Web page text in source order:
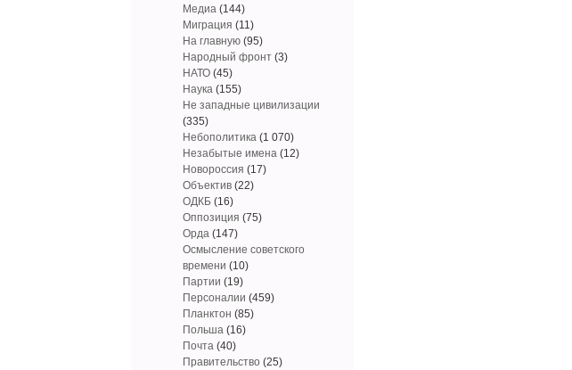
Медиа (144)
Миграция (11)
На главную (95)
Народный фронт (3)
НАТО (45)
Наука (155)
Не западные цивилизации
(335)
Небополитика (1 070)
Незабытые имена (12)
Новороссия (17)
Объектив (22)
ОДКБ (16)
Оппозиция (75)
Орда (147)
Осмысление советского
времени (10)
Партии (19)
Персоналии (459)
Планктон (85)
Польша (16)
Почта (40)
Правительство (25)